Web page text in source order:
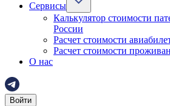
Сервисы
Калькулятор стоимости
России
Расчет стоимости
Расчет стоимости
О нас
Войти